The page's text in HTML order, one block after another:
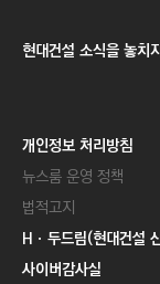
현대건설 소식을 놓치
개인정보 처리방침
뉴스룸 운영 정책
법적고지
Hㆍ두드림(현대건설
사이버감사실